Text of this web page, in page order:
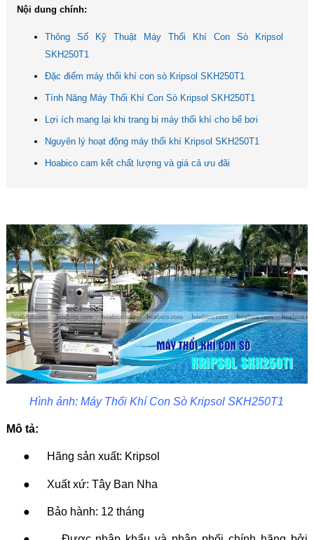
Nội dung chính:
Thông Số Kỹ Thuật Máy Thổi Khí Con Sò Kripsol
SKH250T1
Đặc điểm máy thổi khí con sò Kripsol SKH250T1
Tính Năng Máy Thổi Khí Con Sò Kripsol SKH250T1
Lợi ích mang lại khi trang bị máy thổi khí cho bể bơi
Nguyên lý hoạt động máy thổi khí Kripsol SKH250T1
Hoabico cam kết chất lượng và giá cả ưu đãi
Hình ảnh: Máy Thổi Khí Con Sò Kripsol SKH250T1
Mô tả:
● Hãng sản xuất: Kripsol
● Xuất xứ: Tây Ban Nha
● Bảo hành: 12 tháng